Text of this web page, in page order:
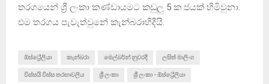
තරගයෙන් ශ්‍රී ලංකා කණ්ඩායමට කඩුලු 5 ක ජයක් හිමිවුනා.
එම තරගය පැවැත්වුනේ කැන්බරාහිදීයි.
ඕස්ට්‍රේලියා කැන්බරා මෙල්බර්න් නුවරදී ලසිත් මාලිංග
විස්සයි විස්ස තරඟාවලිය ශ්‍රී ලංකා ශ්‍රී ලංකා - ඕස්ට්‍රේලියා